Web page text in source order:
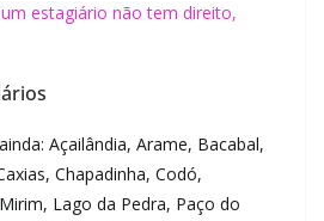
estagiário não tem direito,
Açailândia, Arame, Bacabal,
Chapadinha, Codó,
Lago da Pedra, Paço do